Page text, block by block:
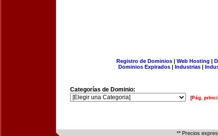
Registro de Dominios| Web Hosting |
Dominios Expirados | Industrias |
Categorías de Dominio:
[Pág.
** Precios